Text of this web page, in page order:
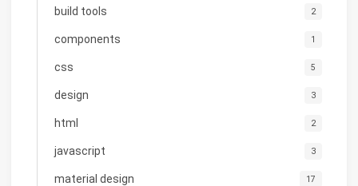
build tools 2
components 1
css 5
design 3
html 2
javascript 3
material design 17